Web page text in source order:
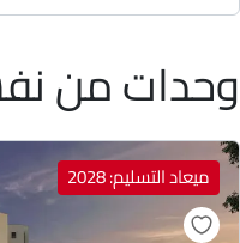
وحدات من
ميعاد التسليم: 2028